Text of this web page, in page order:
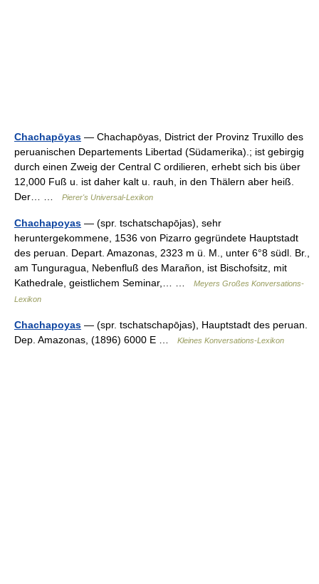
Chachapōyas — Chachapōyas, District der Provinz Truxillo des
peruanischen Departements Libertad (Südamerika).; ist gebirgig
durch einen Zweig der Central C ordilieren, erhebt sich bis über
12,000 Fuß u. ist daher kalt u. rauh, in den Thälern aber heiß.
Der… …
Pierer's Universal-Lexikon
Chachapoyas — (spr. tschatschapōjas), sehr
heruntergekommene, 1536 von Pizarro gegründete Hauptstadt
des peruan. Depart. Amazonas, 2323 m ü. M., unter 6°8 südl. Br.,
am Tunguragua, Nebenfluß des Marañon, ist Bischofsitz, mit
Kathedrale, geistlichem Seminar,… …
Meyers Großes Konversations-
Lexikon
Chachapoyas — (spr. tschatschapōjas), Hauptstadt des peruan.
Dep. Amazonas, (1896) 6000 E …
Kleines Konversations-Lexikon